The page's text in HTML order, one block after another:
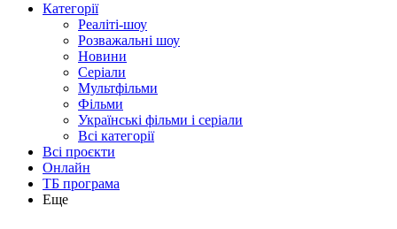
Категорії
Реаліті-шоу
Розважальні шоу
Новини
Серіали
Мультфільми
Фільми
Українські фільми і серіали
Всі категорії
Всі проєкти
Онлайн
ТБ програма
Еще